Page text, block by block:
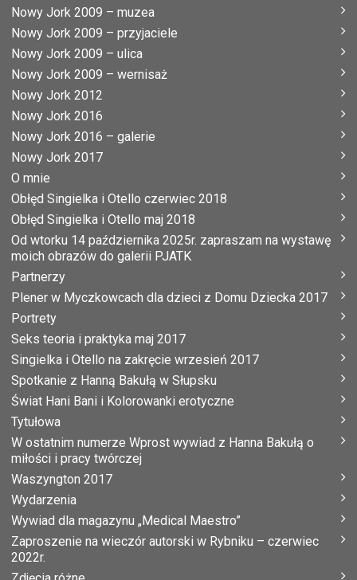
Nowy Jork 2009 – muzea
Nowy Jork 2009 – przyjaciele
Nowy Jork 2009 – ulica
Nowy Jork 2009 – wernisaż
Nowy Jork 2012
Nowy Jork 2016
Nowy Jork 2016 – galerie
Nowy Jork 2017
O mnie
Obłęd Singielka i Otello czerwiec 2018
Obłęd Singielka i Otello maj 2018
Od wtorku 14 października 2025r. zapraszam na wystawę
moich obrazów do galerii PJATK
Partnerzy
Plener w Myczkowcach dla dzieci z Domu Dziecka 2017
Portrety
Seks teoria i praktyka maj 2017
Singielka i Otello na zakręcie wrzesień 2017
Spotkanie z Hanną Bakułą w Słupsku
Świat Hani Bani i Kolorowanki erotyczne
Tytułowa
W ostatnim numerze Wprost wywiad z Hanna Bakułą o
miłości i pracy twórczej
Waszyngton 2017
Wydarzenia
Wywiad dla magazynu „Medical Maestro”
Zaproszenie na wieczór autorski w Rybniku – czerwiec
2022r.